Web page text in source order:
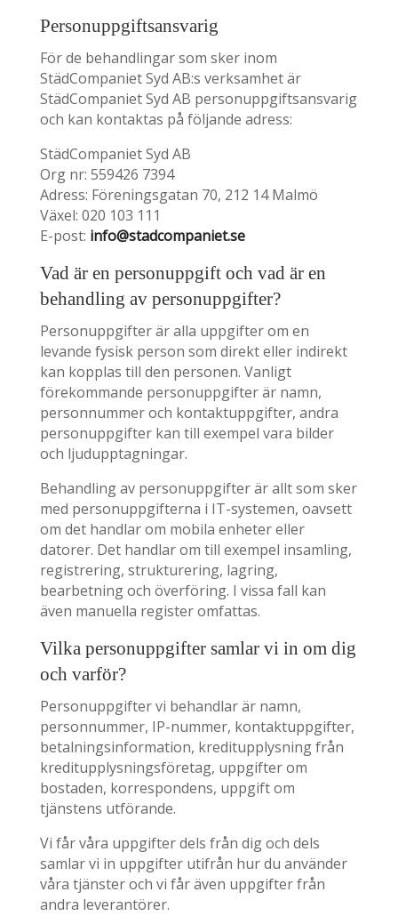
Personuppgiftsansvarig
För de behandlingar som sker inom
StädCompaniet Syd AB:s verksamhet är
StädCompaniet Syd AB personuppgiftsansvarig
och kan kontaktas på följande adress:
StädCompaniet Syd AB
Org nr: 559426 7394
Adress: Föreningsgatan 70, 212 14 Malmö
Växel: 020 103 111
E-post: info@stadcompaniet.se
Vad är en personuppgift och vad är en
behandling av personuppgifter?
Personuppgifter är alla uppgifter om en
levande fysisk person som direkt eller indirekt
kan kopplas till den personen. Vanligt
förekommande personuppgifter är namn,
personnummer och kontaktuppgifter, andra
personuppgifter kan till exempel vara bilder
och ljudupptagningar.
Behandling av personuppgifter är allt som sker
med personuppgifterna i IT-systemen, oavsett
om det handlar om mobila enheter eller
datorer. Det handlar om till exempel insamling,
registrering, strukturering, lagring,
bearbetning och överföring. I vissa fall kan
även manuella register omfattas.
Vilka personuppgifter samlar vi in om dig
och varför?
Personuppgifter vi behandlar är namn,
personnummer, IP-nummer, kontaktuppgifter,
betalningsinformation, kreditupplysning från
kreditupplysningsföretag, uppgifter om
bostaden, korrespondens, uppgift om
tjänstens utförande.
Vi får våra uppgifter dels från dig och dels
samlar vi in uppgifter utifrån hur du använder
våra tjänster och vi får även uppgifter från
andra leverantörer.